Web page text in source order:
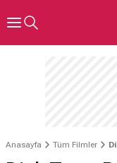
Anasayfa Tüm Filmler